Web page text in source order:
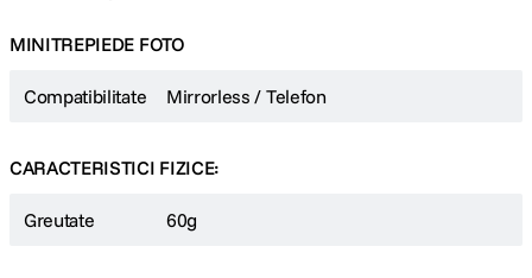
MINITREPIEDE FOTO
Compatibilitate Mirrorless / Telefon
CARACTERISTICI FIZICE:
Greutate 60g